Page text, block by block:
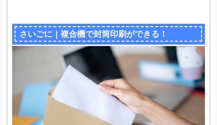
さいごに｜複合機で封筒印刷ができる！